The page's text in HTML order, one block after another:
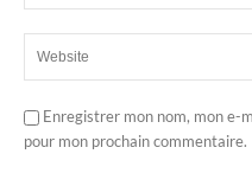
Enregistrer mon nom, mon e-
pour mon prochain commentaire.